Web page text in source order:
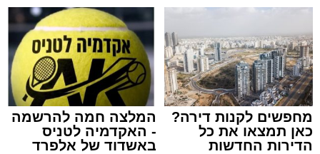
מערכת האתר / 15:39 07.08.26
שמגישים הצעה לדירה
שמגיע לכם
מחפשים לקנות דירה?
כאן תמצאו את כל
הדירות החדשות
המלצה חמה להרשמה
- האקדמיה לטניס
באשדוד של אלפרד